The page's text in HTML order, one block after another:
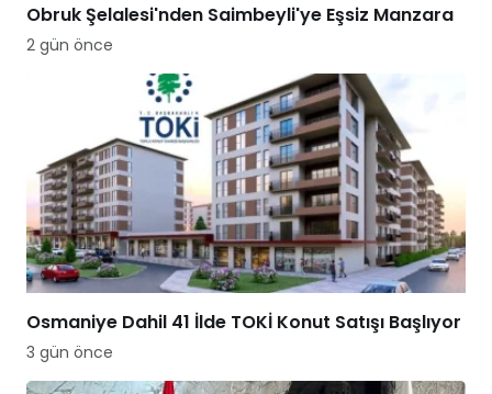
Obruk Şelalesi'nden Saimbeyli'ye Eşsiz Manzara
2 gün önce
Osmaniye Dahil 41 İlde TOKİ Konut Satışı Başlıyor
3 gün önce